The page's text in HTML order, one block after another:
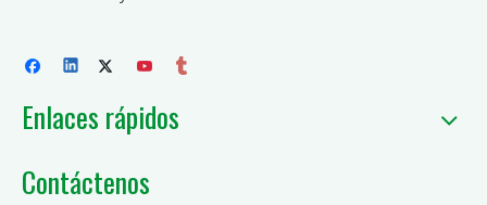
Enlaces rápidos
Contáctenos